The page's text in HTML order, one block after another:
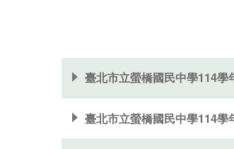
臺北市立螢橋國民中學114
臺北市立螢橋國民中學114